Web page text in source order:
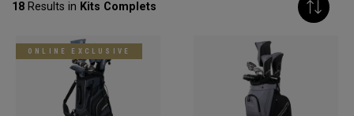
18 Results in Kits Complets
ONLINE EXCLUSIVE